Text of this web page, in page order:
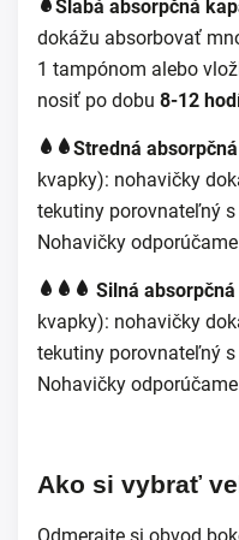
Slabá absorpčná
dokážu absorbovať
1 tampónom alebo
nosiť po dobu 8-12
Stredná
kvapky): nohavičky
tekutiny porovnateľný
Nohavičky
Silná
kvapky): nohavičky
tekutiny porovnateľný
Nohavičky
Ako si vybrať